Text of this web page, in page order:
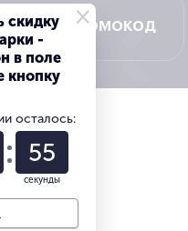
промокод
×
скидку
-
в поле
кнопку
осталось:
54
секунды